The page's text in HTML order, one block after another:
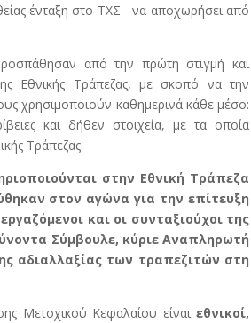
ένταξη στο ΤΧΣ- να αποχωρήσει από
από την πρώτη στιγμή και
Εθνικής Τράπεζας, με σκοπό να την
χρησιμοποιούν καθημερινά κάθε μέσο:
και δήθεν στοιχεία, με τα οποία
Τράπεζας.
στην Εθνική Τράπεζα
στον αγώνα για την επίτευξη
και οι συνταξιούχοι της
Σύμβουλε, κύριε Αναπληρωτή
αδιαλλαξίας των τραπεζιτών στη
Μετοχικού Κεφαλαίου είναιεθνικοί,